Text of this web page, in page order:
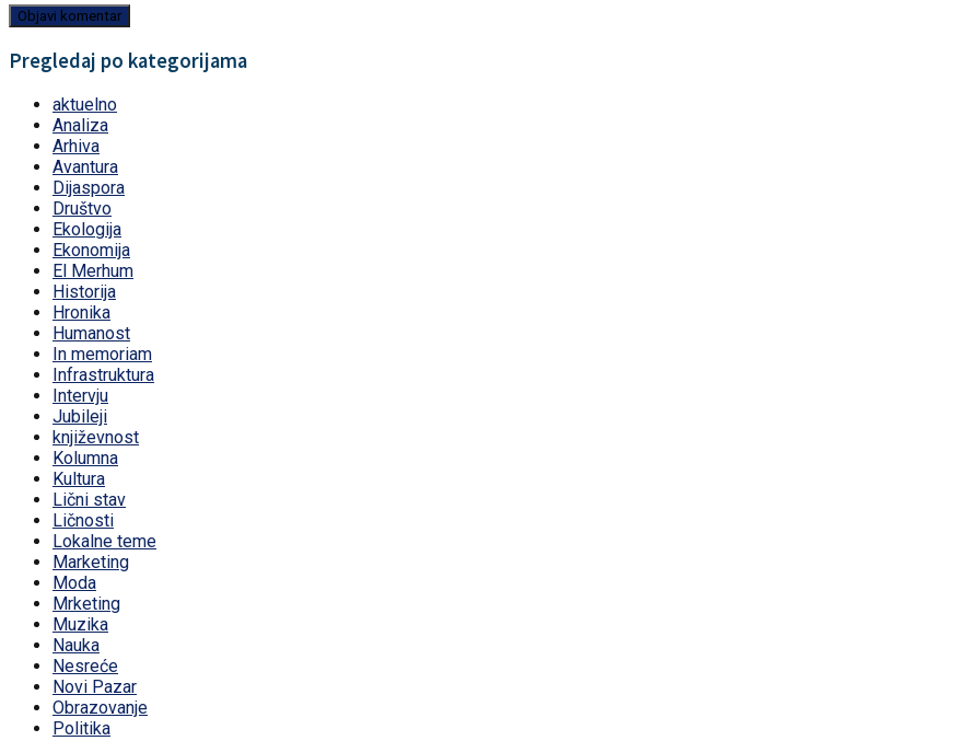
Pregledaj po kategorijama
aktuelno
Analiza
Arhiva
Avantura
Dijaspora
Društvo
Ekologija
Ekonomija
El Merhum
Historija
Hronika
Humanost
In memoriam
Infrastruktura
Intervju
Jubileji
književnost
Kolumna
Kultura
Lični stav
Ličnosti
Lokalne teme
Marketing
Moda
Mrketing
Muzika
Nauka
Nesreće
Novi Pazar
Obrazovanje
Politika